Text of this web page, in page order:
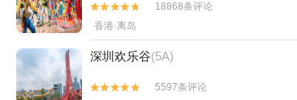


18868条评论
香港·离岛
深圳欢乐谷(5A)


5597条评论